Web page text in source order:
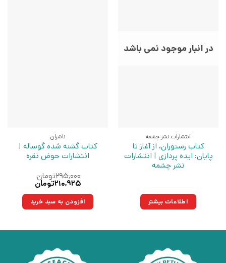
در انبار موجود نمی باشد
انتشارات نشر چشمه
کتاب رستوران، از آغاز تا
پایان: ایده پردازی | انتشارات
نشر چشمه
اطلاعات بیشتر
ناشران
کتاب گشنه شده گوساله |
انتشارات حوض نقره
۲۹۵,۰۰۰تومان
قیمت
۲۹۵,۰۰۰تومان
بود.
۲۱۰,۹۲۵تومان
۲۱۰,۹۲۵تومان.افزودن به سبد خرید